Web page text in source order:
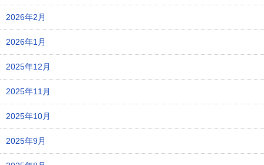
2026年2月
2026年1月
2025年12月
2025年11月
2025年10月
2025年9月